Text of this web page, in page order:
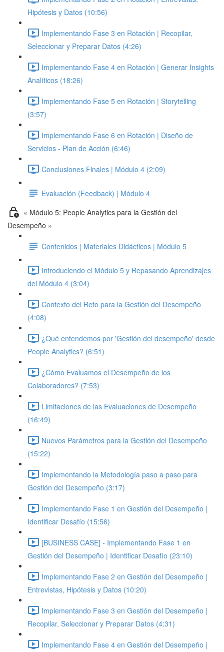
Hipótesis y Datos (10:56)
Implementando Fase 3 en Rotación | Recopilar,
Seleccionar y Preparar Datos (4:26)
Implementando Fase 4 en Rotación | Generar Insights
Analíticos (18:26)
Implementando Fase 5 en Rotación | Storytelling
(3:57)
Implementando Fase 6 en Rotación | Diseño de
Servicios - Plan de Acción (6:46)
Conclusiones Finales | Módulo 4 (2:09)
Evaluación (Feedback) | Módulo 4
« Módulo 5: People Analytics para la Gestión del
Desempeño »
Contenidos | Materiales Didácticos | Módulo 5
Introduciendo el Módulo 5 y Repasando Aprendizajes
del Módulo 4 (3:04)
Contexto del Reto para la Gestión del Desempeño
(4:08)
¿Qué entendemos por 'Gestión del desempeño' desde
People Analytics? (6:51)
¿Cómo Evaluamos el Desempeño de los
Colaboradores? (7:53)
Limitaciones de las Evaluaciones de Desempeño
(16:49)
Nuevos Parámetros para la Gestión del Desempeño
(15:22)
Implementando la Metodología paso a paso para
Gestión del Desempeño (3:17)
Implementando Fase 1 en Gestión del Desempeño |
Identificar Desafío (15:56)
[BUSINESS CASE] - Implementando Fase 1 en
Gestión del Desempeño | Identificar Desafío (23:10)
Implementando Fase 2 en Gestión del Desempeño |
Entrevistas, Hipótesis y Datos (10:20)
Implementando Fase 3 en Gestión del Desempeño |
Recopilar, Seleccionar y Preparar Datos (4:31)
Implementando Fase 4 en Gestión del Desempeño |